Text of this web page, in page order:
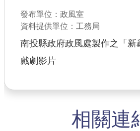
路燈
公共工程
回首頁
發布單位：政風室
資料提供單位：工務局
南投縣政府政風處製作之「新
戲劇影片
相關連